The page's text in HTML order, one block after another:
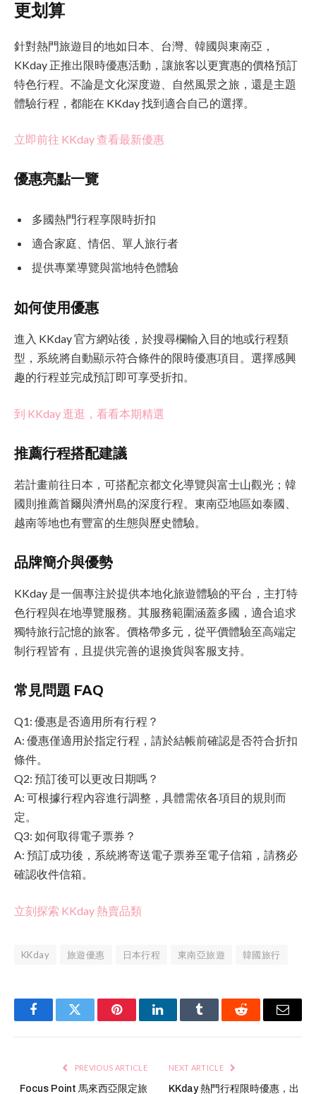
更划算
針對熱門旅遊目的地如日本、台灣、韓國與東南亞，
KKday 正推出限時優惠活動，讓旅客以更實惠的價格預訂
特色行程。不論是文化深度遊、自然風景之旅，還是主題
體驗行程，都能在 KKday 找到適合自己的選擇。
立即前往 KKday 查看最新優惠
優惠亮點一覽
多國熱門行程享限時折扣
適合家庭、情侶、單人旅行者
提供專業導覽與當地特色體驗
如何使用優惠
進入 KKday 官方網站後，於搜尋欄輸入目的地或行程類
型，系統將自動顯示符合條件的限時優惠項目。選擇感興
趣的行程並完成預訂即可享受折扣。
到 KKday 逛逛，看看本期精選
推薦行程搭配建議
若計畫前往日本，可搭配京都文化導覽與富士山觀光；韓
國則推薦首爾與濟州島的深度行程。東南亞地區如泰國、
越南等地也有豐富的生態與歷史體驗。
品牌簡介與優勢
KKday 是一個專注於提供本地化旅遊體驗的平台，主打特
色行程與在地導覽服務。其服務範圍涵蓋多國，適合追求
獨特旅行記憶的旅客。價格帶多元，從平價體驗至高端定
制行程皆有，且提供完善的退換貨與客服支持。
常見問題 FAQ
Q1: 優惠是否適用所有行程？
A: 優惠僅適用於指定行程，請於結帳前確認是否符合折扣
條件。
Q2: 預訂後可以更改日期嗎？
A: 可根據行程內容進行調整，具體需依各項目的規則而
定。
Q3: 如何取得電子票券？
A: 預訂成功後，系統將寄送電子票券至電子信箱，請務必
確認收件信箱。
立刻探索 KKday 熱賣品類
KKday 旅遊優惠 日本行程 東南亞旅遊 韓國旅行
FacebookTwitter PinterestLinkedInTumblr Reddit Email
PREVIOUS ARTICLE
Focus Point 馬來西亞限定旅
NEXT ARTICLE
KKday 熱門行程限時優惠，出